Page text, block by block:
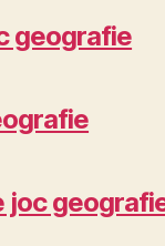
geografie
joc